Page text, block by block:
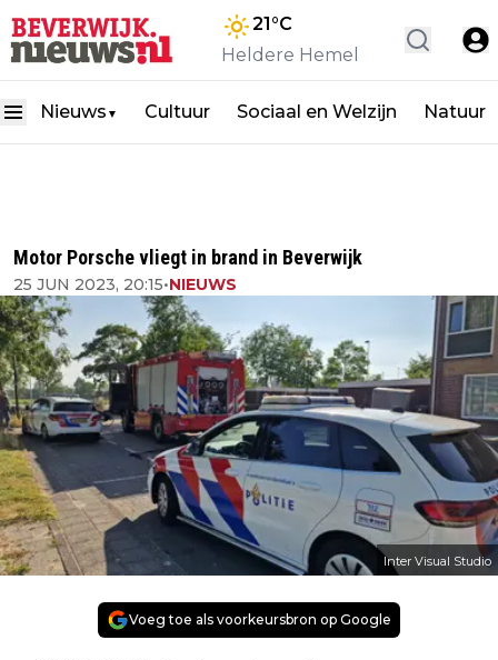
21°C
Heldere Hemel
Nieuws ▼ Cultuur Sociaal en Welzijn Natuur
Motor Porsche vliegt in brand in Beverwijk
25 JUN 2023, 20:15•NIEUWS
Inter Visual Studio
Voeg toe als voorkeursbron op Google